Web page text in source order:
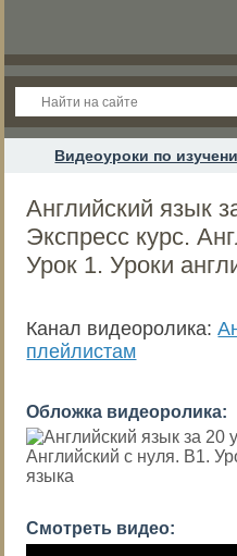
Видеоуроки по
Английский язык
Экспресс курс.
Урок 1. Уроки
Канал видеоролика:
плейлистам
Обложка видеоролика:
Смотреть видео: